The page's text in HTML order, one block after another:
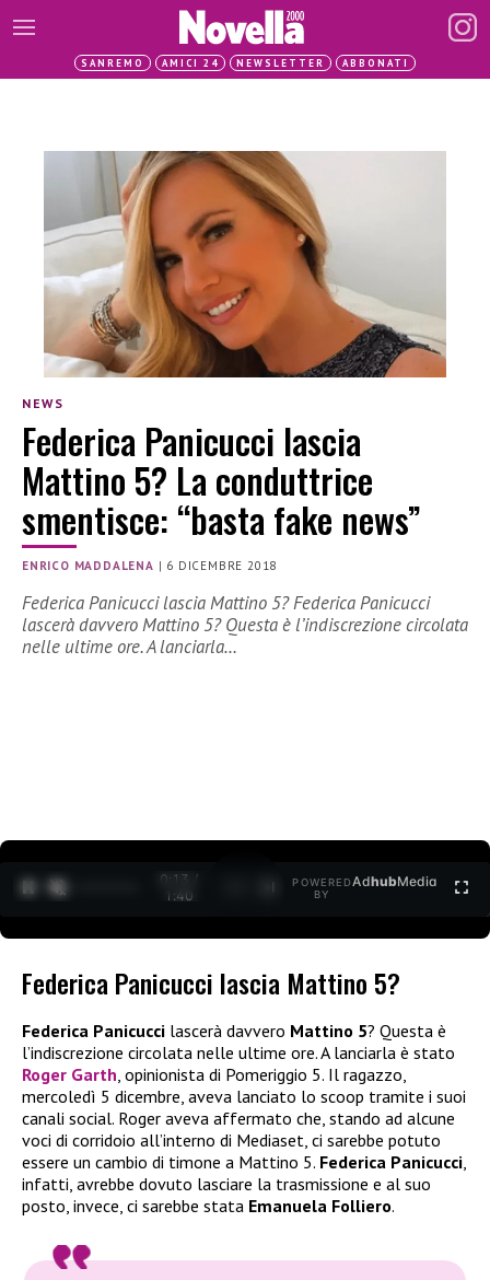
SANREMO AMICI 24 NEWSLETTER ABBONATI
NEWS
Federica Panicucci lascia
Mattino 5? La conduttrice
smentisce: “basta fake news”
ENRICO MADDALENA | 6 DICEMBRE 2018
Federica Panicucci lascia Mattino 5? Federica Panicucci
lascerà davvero Mattino 5? Questa è l’indiscrezione circolata
nelle ultime ore. A lanciarla…
0:14 /
1:40
POWERED
BY
AdhubMedia
Federica Panicucci lascia Mattino 5?
Federica Panicucci lascerà davvero Mattino 5? Questa è
l’indiscrezione circolata nelle ultime ore. A lanciarla è stato
Roger Garth, opinionista di Pomeriggio 5. Il ragazzo,
mercoledì 5 dicembre, aveva lanciato lo scoop tramite i suoi
canali social. Roger aveva affermato che, stando ad alcune
voci di corridoio all’interno di Mediaset, ci sarebbe potuto
essere un cambio di timone a Mattino 5. Federica Panicucci,
infatti, avrebbe dovuto lasciare la trasmissione e al suo
posto, invece, ci sarebbe stata Emanuela Folliero.